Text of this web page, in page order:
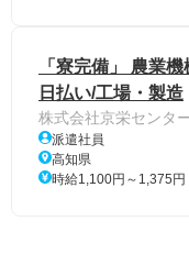
「寮完備」 農業
日払い/工場・製造
株式会社京栄センタ
派遣社員
高知県
時給1,100円～1,375円